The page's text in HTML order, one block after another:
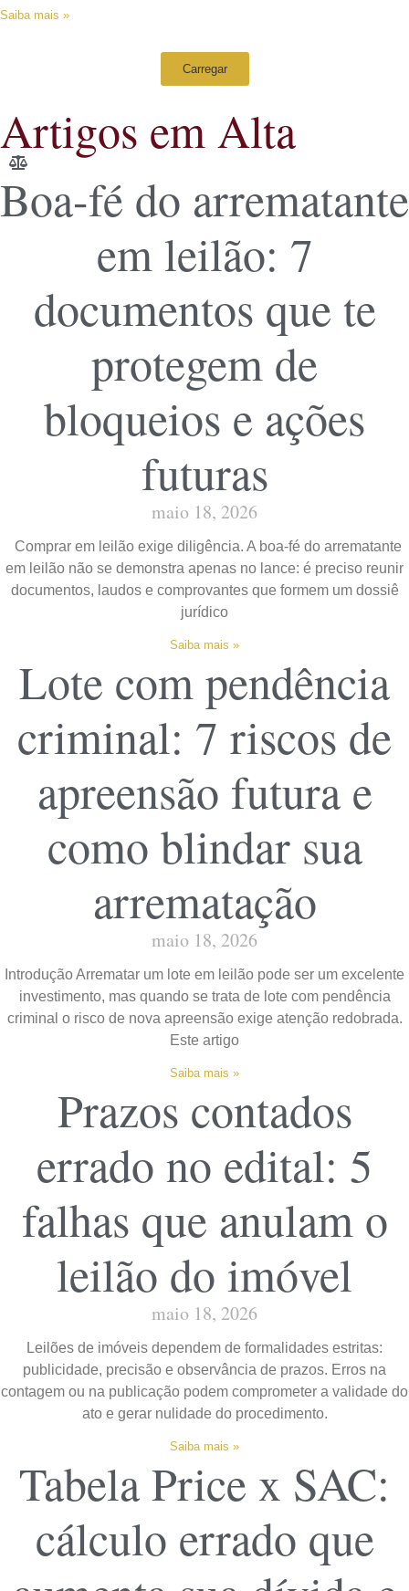
Saiba mais »
Carregar
Artigos em Alta
Boa-fé do arrematante
em leilão: 7
documentos que te
protegem de
bloqueios e ações
futuras
maio 18, 2026
Comprar em leilão exige diligência. A boa-fé do arrematante
em leilão não se demonstra apenas no lance: é preciso reunir
documentos, laudos e comprovantes que formem um dossiê
jurídico
Saiba mais »
Lote com pendência
criminal: 7 riscos de
apreensão futura e
como blindar sua
arrematação
maio 18, 2026
Introdução Arrematar um lote em leilão pode ser um excelente
investimento, mas quando se trata de lote com pendência
criminal o risco de nova apreensão exige atenção redobrada.
Este artigo
Saiba mais »
Prazos contados
errado no edital: 5
falhas que anulam o
leilão do imóvel
maio 18, 2026
Leilões de imóveis dependem de formalidades estritas:
publicidade, precisão e observância de prazos. Erros na
contagem ou na publicação podem comprometer a validade do
ato e gerar nulidade do procedimento.
Saiba mais »
Tabela Price x SAC:
cálculo errado que